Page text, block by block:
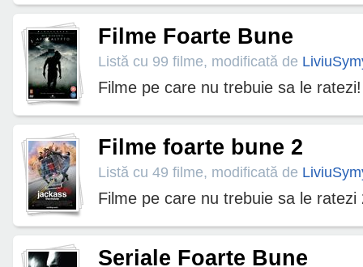
Filme Foarte Bune
Listă cu 99 filme, modificată de
Filme pe care nu trebuie sa le ratezi!
Filme foarte bune 2
Listă cu 49 filme, modificată de
Filme pe care nu trebuie sa le ratezi
Seriale Foarte Bune